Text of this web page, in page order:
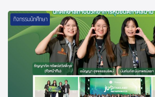
กิจกรรมนักศึกษา